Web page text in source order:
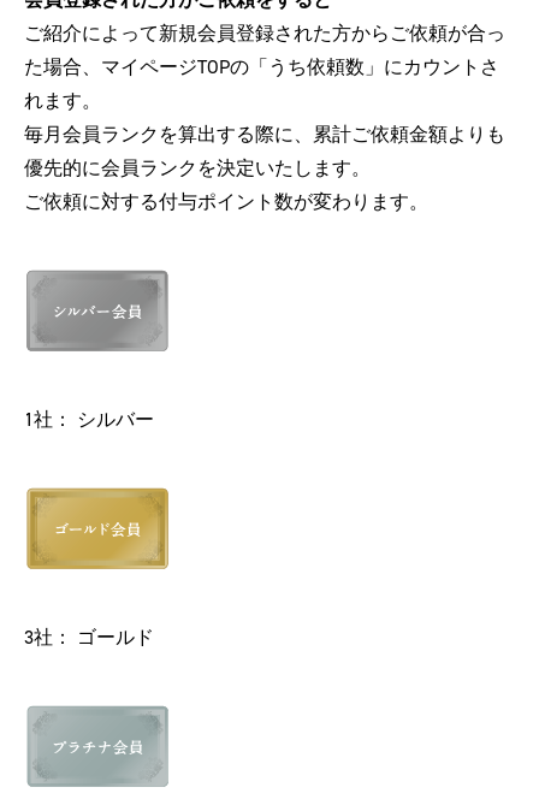
ご紹介によって新規会員登録された方からご依頼が合っ
た場合、マイページTOPの「うち依頼数」にカウントさ
れます。
毎月会員ランクを算出する際に、累計ご依頼金額よりも
優先的に会員ランクを決定いたします。
ご依頼に対する付与ポイント数が変わります。
1社： シルバー
3社： ゴールド